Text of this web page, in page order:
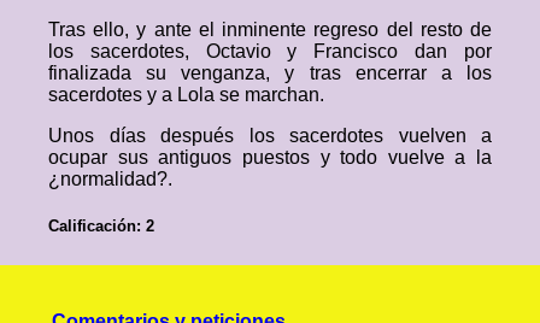
Tras ello, y ante el inminente regreso del resto de
los sacerdotes, Octavio y Francisco dan por
finalizada su venganza, y tras encerrar a los
sacerdotes y a Lola se marchan.
Unos días después los sacerdotes vuelven a
ocupar sus antiguos puestos y todo vuelve a la
¿normalidad?.
Calificación: 2